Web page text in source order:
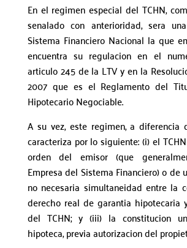
En el regimen especial del TCHN,
senalado con anterioridad, sera
Sistema Financiero Nacional la que
encuentra su regulacion en el
articulo 245 de la LTV y en la
2007 que es el Reglamento del
Hipotecario Negociable.
A su vez, este regimen, a diferencia
caracteriza por lo siguiente: (i) el
orden del emisor (que
Empresa del Sistema Financiero) o de
no necesaria simultaneidad entre la
derecho real de garantia hipotecaria
del TCHN; y (iii) la constitucion
hipoteca, previa autorizacion del